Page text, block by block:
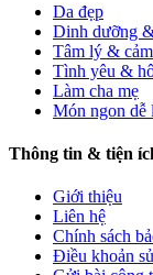
Da đẹp
Dinh dưỡng
Tâm lý &
Tình yêu &
Làm cha mẹ
Món ngon dễ
Thông tin & tiện
Giới thiệu
Liên hệ
Chính sách
Điều khoản